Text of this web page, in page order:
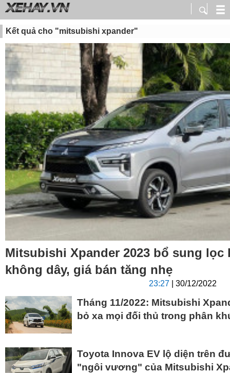
Kết quả cho "mitsubishi xpander"
Mitsubishi Xpander 2023 bổ sung lọc
không dây, giá bán tăng nhẹ
23:27 | 30/12/2022
Tháng 11/2022: Mitsubishi
bỏ xa mọi đối thủ trong phân
Toyota Innova EV lộ diện trên
"ngôi vương" của Mitsubishi